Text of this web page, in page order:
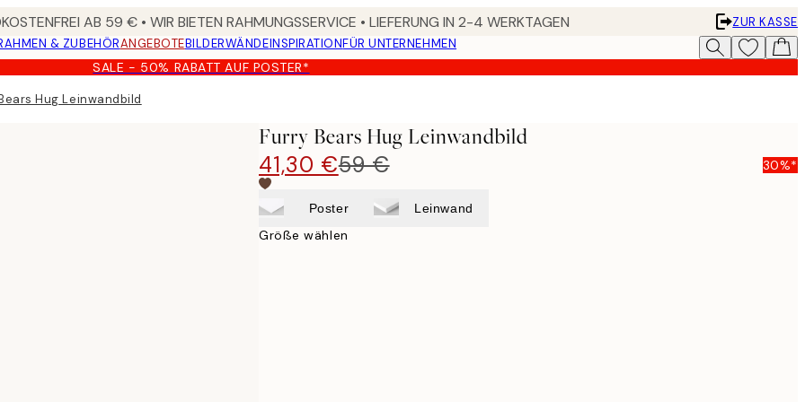
AB 59 € • WIR BIETEN RAHMUNGSSERVICE • LIEFERUNG IN 2-4 WERKTAGEN
ZUR KASSE
& ZUBEHÖRANGEBOTEBILDERWÄNDEINSPIRATIONFÜR UNTERNEHMEN
SALE - 50% RABATT AUF POSTER*
Hug Leinwandbild
Furry Bears Hug Leinwandbild
41,30 €59 € 30%*
Poster Leinwand
Größe wählen